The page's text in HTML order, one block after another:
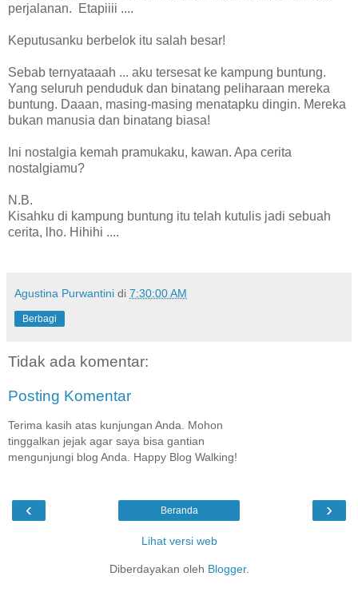
perjalanan. Etapiiii ....
Keputusanku berbelok itu salah besar!
Sebab ternyataaah ... aku tersesat ke kampung buntung.
Yang seluruh penduduk dan binatang peliharaan mereka
buntung. Daaan, masing-masing menatapku dingin. Mereka
bukan manusia dan binatang biasa!
Ini nostalgia kemah pramukaku, kawan. Apa cerita
nostalgiamu?
N.B.
Kisahku di kampung buntung itu telah kutulis jadi sebuah
cerita, lho. Hihihi ....
Agustina Purwantini di 7:30:00 AM
Berbagi
Tidak ada komentar:
Posting Komentar
Terima kasih atas kunjungan Anda. Mohon
tinggalkan jejak agar saya bisa gantian
mengunjungi blog Anda. Happy Blog Walking!
‹ ›
Beranda
Lihat versi web
Diberdayakan oleh Blogger.